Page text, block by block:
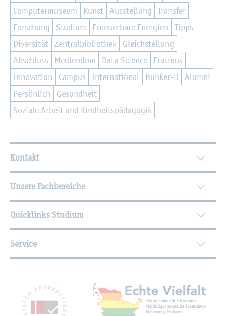
Com­pu­ter­mu­se­um
Kunst Aus­stel­lung
Trans­fer
For­schung
Stu­di­um Er­neu­er­ba­re En­er­gi­en
Tipps
Di­ver­si­tät Zen­tral­bi­blio­thek
Gleich­stel­lung
Ab­schluss
Me­di­en­dom Data Sci­ence
Eras­mus
In­no­va­ti­on
Cam­pus In­ter­na­tio­nal Bun­ker-D
Alum­ni
Per­sön­lich
Ge­sund­heit
So­zia­le Ar­beit und Kind­heits­päd­ago­gik
Wei­ter­füh­ren­de In­for­ma­tio­nen
Kontakt
Unsere Fachbereiche
Quicklinks Studium
Service
Mit­glied­schaf­ten,